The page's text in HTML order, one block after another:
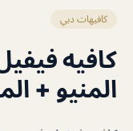
كافيهات دبي
كافيه
المنيو +